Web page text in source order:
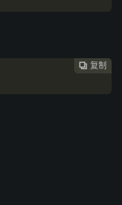
 复制
 复制
 复制
 复制
 复制
 复制
 复制
 复制
 复制